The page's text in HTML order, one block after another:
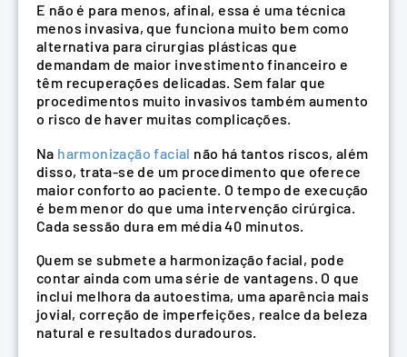
E não é para menos, afinal, essa é uma técnica
menos invasiva, que funciona muito bem como
alternativa para cirurgias plásticas que
demandam de maior investimento financeiro e
têm recuperações delicadas. Sem falar que
procedimentos muito invasivos também aumento
o risco de haver muitas complicações.
Na harmonização facial não há tantos riscos, além
disso, trata-se de um procedimento que oferece
maior conforto ao paciente. O tempo de execução
é bem menor do que uma intervenção cirúrgica.
Cada sessão dura em média 40 minutos.
Quem se submete a harmonização facial, pode
contar ainda com uma série de vantagens. O que
inclui melhora da autoestima, uma aparência mais
jovial, correção de imperfeições, realce da beleza
natural e resultados duradouros.